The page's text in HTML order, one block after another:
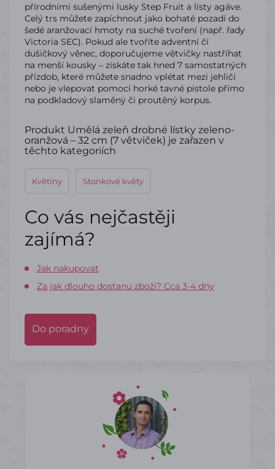
přírodními sušenými lusky Step Fruit a listy agáve.
Celý trs můžete zapíchnout jako bohaté pozadí do
šedé aranžovací hmoty na suché tvoření (např. řady
Victoria SEC). Pokud ale tvoříte adventní či
dušičkový věnec, doporučujeme větvičky nastříhat
na menší kousky – získáte tak hned 7 samostatných
přízdob, které můžete snadno vplétat mezi jehličí
nebo je vlepovat pomocí horké tavné pistole přímo
na podkladový slaměný či proutěný korpus.
Produkt Umělá zeleň drobné lístky zeleno-
oranžová – 32 cm (7 větviček) je zařazen v
těchto kategoriích
Květiny Stonkové květy
Co vás nejčastěji
zajímá?
Jak nakupovat
Za jak dlouho dostanu zboží? Cca 3-4 dny
Do poradny